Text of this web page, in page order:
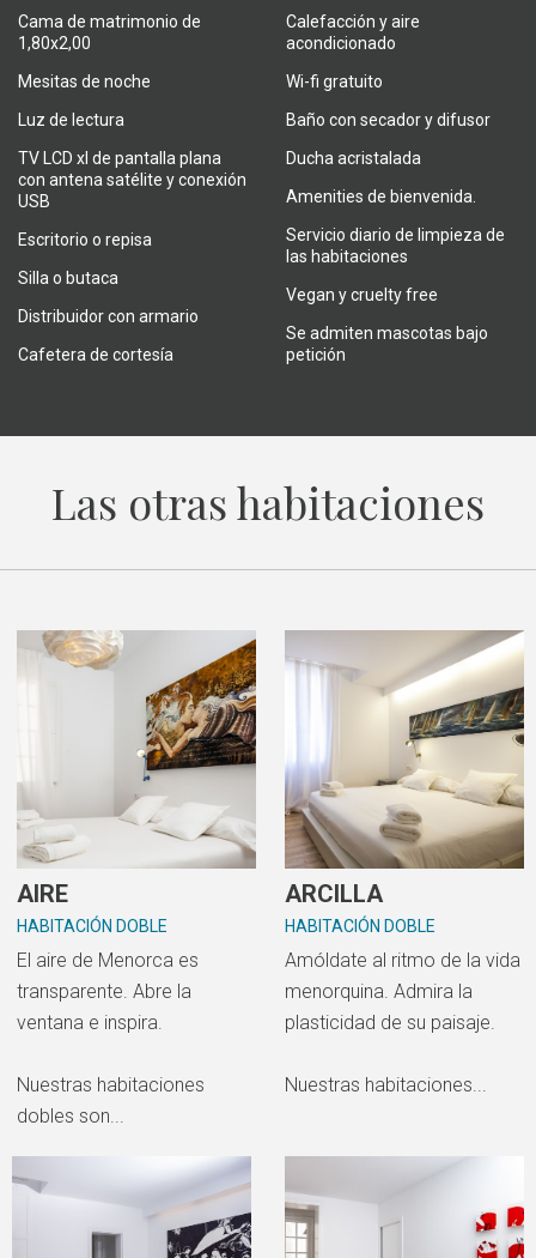
Cama de matrimonio de
1,80x2,00
Mesitas de noche
Luz de lectura
TV LCD xl de pantalla plana
con antena satélite y conexión
USB
Escritorio o repisa
Silla o butaca
Distribuidor con armario
Cafetera de cortesía
Calefacción y aire
acondicionado
Wi-fi gratuito
Baño con secador y difusor
Ducha acristalada
Amenities de bienvenida.
Servicio diario de limpieza de
las habitaciones
Vegan y cruelty free
Se admiten mascotas bajo
petición
Las otras habitaciones
AIRE
HABITACIÓN DOBLE
El aire de Menorca es
transparente. Abre la
ventana e inspira.
Nuestras habitaciones
dobles son...
ARCILLA
HABITACIÓN DOBLE
Amóldate al ritmo de la vida
menorquina. Admira la
plasticidad de su paisaje.
Nuestras habitaciones...